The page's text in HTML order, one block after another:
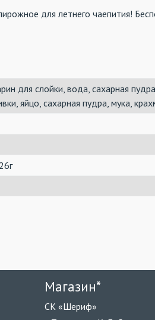
для летнего чаепития!
для слойки, вода, сахарная
яйцо, сахарная пудра, мука,
Магазин*
СК «Шериф»